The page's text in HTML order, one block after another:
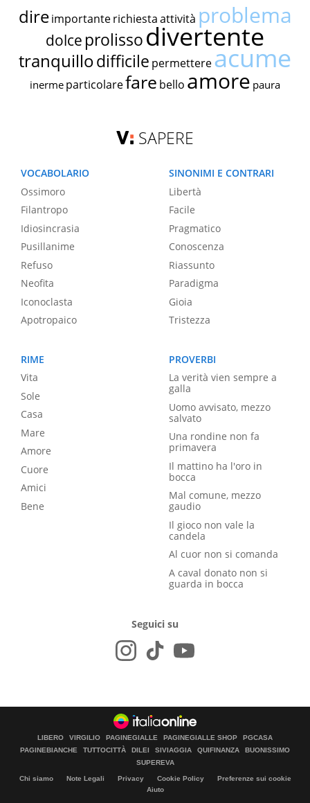
dire importante richiestaattività problema
dolce prolissodivertente
tranquillodifficile permettereacume
inerme particolarefare bello amore paura
SAPERE
VOCABOLARIO
Ossimoro
Filantropo
Idiosincrasia
Pusillanime
Refuso
Neofita
Iconoclasta
Apotropaico
SINONIMI E CONTRARI
Libertà
Facile
Pragmatico
Conoscenza
Riassunto
Paradigma
Gioia
Tristezza
RIME
Vita
Sole
Casa
Mare
Amore
Cuore
Amici
Bene
PROVERBI
La verità vien sempre a
galla
Uomo avvisato, mezzo
salvato
Una rondine non fa
primavera
Il mattino ha l'oro in
bocca
Mal comune, mezzo
gaudio
Il gioco non vale la
candela
Al cuor non si comanda
A caval donato non si
guarda in bocca
Seguici su
LIBERO VIRGILIO PAGINEGIALLE PAGINEGIALLE SHOP
PGCASA
PAGINEBIANCHE
TUTTOCITTÀ DILEI SIVIAGGIA QUIFINANZA
BUONISSIMO
SUPEREVA
Chi siamo Note Legali Privacy Cookie Policy
Preferenze sui cookie
Aiuto